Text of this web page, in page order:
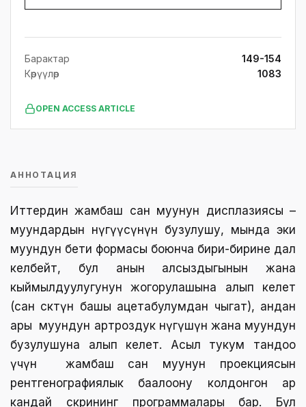
Барактар
149-154
Көрүүлөр
1083
OPEN ACCESS ARTICLE
АННОТАЦИЯ
Иттердин жамбаш сан муунун дисплазиясы –
муундардын өнүгүүсүнүн бузулушу, мында эки
муундун бети формасы боюнча бири-бирине дал
келбейт, бул анын алсыздыгынын жана
кыймылдуулугунун жогорулашына алып келет
(сан сөөктүн башы ацетабулумдан чыгат), андан
ары муундун артроздук өнүгүшүнө жана муундун
бузулушуна алып келет. Асыл тукум тандоо
үчүн жамбаш сан муунун проекциясын
рентгенографиялык баалоону колдонгон ар
кандай скрининг программалары бар. Бул